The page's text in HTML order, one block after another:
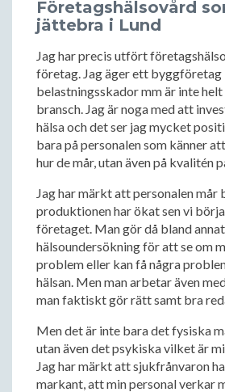
Företagshälsovård
jättebra i Lund
Jag har precis utfört
företag. Jag äger ett byggföretag
belastningsskador mm är inte
bransch. Jag är noga med att
hälsa och det ser jag mycket
bara på personalen som känner
hur de mår, utan även på kvalitén
Jag har märkt att personalen mår
produktionen har ökat sen vi
företaget. Man gör då bland
hälsoundersökning för att se om
problem eller kan få några
hälsan. Men man arbetar även
man faktiskt gör rätt samt bra
Men det är inte bara det fysiska
utan även det psykiska vilket är
Jag har märkt att sjukfrånvaron
markant, att min personal verkar